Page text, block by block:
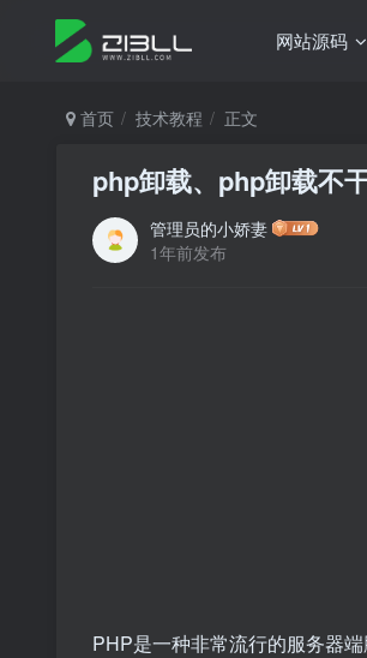
网站源码
首页 技术教程 正文
php卸载、php卸载不
管理员的小娇妻
1年前发布
PHP是一种非常流行的服务器